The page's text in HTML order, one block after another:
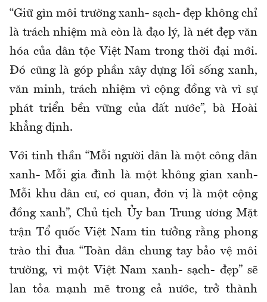
“Giữ gìn môi trường xanh- sạch- đẹp không chỉ
là trách nhiệm mà còn là đạo lý, là nét đẹp văn
hóa của dân tộc Việt Nam trong thời đại mới.
Đó cũng là góp phần xây dựng lối sống xanh,
văn minh, trách nhiệm vì cộng đồng và vì sự
phát triển bền vững của đất nước”, bà Hoài
khẳng định.
Với tinh thần “Mỗi người dân là một công dân
xanh- Mỗi gia đình là một không gian xanh-
Mỗi khu dân cư, cơ quan, đơn vị là một cộng
đồng xanh”, Chủ tịch Ủy ban Trung ương Mặt
trận Tổ quốc Việt Nam tin tưởng rằng phong
trào thi đua “Toàn dân chung tay bảo vệ môi
trường, vì một Việt Nam xanh- sạch- đẹp” sẽ
lan tỏa mạnh mẽ trong cả nước, trở thành